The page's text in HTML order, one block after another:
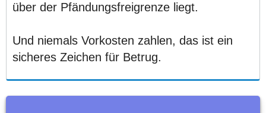
über der Pfändungsfreigrenze liegt.
Und niemals Vorkosten zahlen, das ist ein
sicheres Zeichen für Betrug.